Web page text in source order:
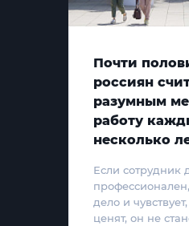
Почти
россиян
разумным
работу
несколько
Если сотрудник
дело и
ценят, он не